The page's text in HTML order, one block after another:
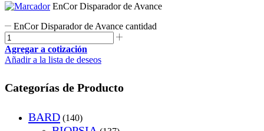
EnCor Disparador de Avance
EnCor Disparador de Avance cantidad
Agregar a cotización
Añadir a la lista de deseos
Categorías de Producto
BARD (140)